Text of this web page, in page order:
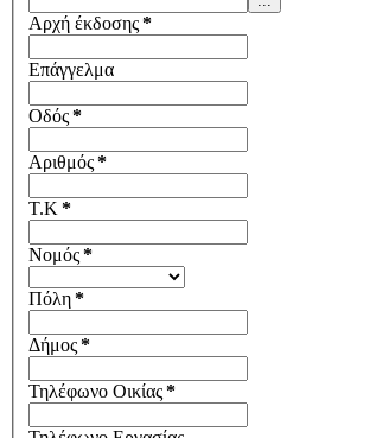
Αρχή έκδοσης*
Επάγγελμα
Οδός*
Αριθμός*
Τ.Κ *
Νομός*
Πόλη*
Δήμος*
Τηλέφωνο Οικίας*